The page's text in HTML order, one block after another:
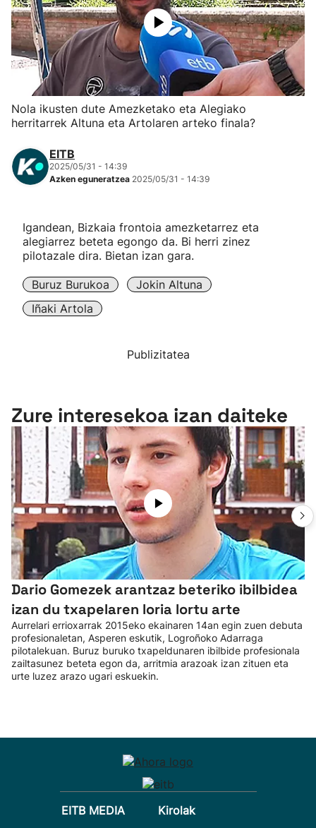
Herri-kirolak
Eskubaloia
Kirolak 360
Mendi-lasterketak
"Helmuga"
Nola ikusten dute Amezketako eta Alegiako
herritarrek Altuna eta Artolaren arteko finala?
EITB
2025/05/31 - 14:39
Azken eguneratzea 2025/05/31 - 14:39
Igandean, Bizkaia frontoia amezketarrez eta
alegiarrez beteta egongo da. Bi herri zinez
pilotazale dira. Bietan izan gara.
Buruz Burukoa
Jokin Altuna
Iñaki Artola
Publizitatea
Zure interesekoa izan daiteke
Dario Gomezek arantzaz beteriko ibilbidea
izan du txapelaren loria lortu arte
Aurrelari errioxarrak 2015eko ekainaren 14an egin zuen debuta
profesionaletan, Asperen eskutik, Logroñoko Adarraga
pilotalekuan. Buruz buruko txapeldunaren ibilbide profesionala
zailtasunez beteta egon da, arritmia arazoak izan zituen eta
urte luzez arazo ugari eskuekin.
EITB MEDIA
Kirolak